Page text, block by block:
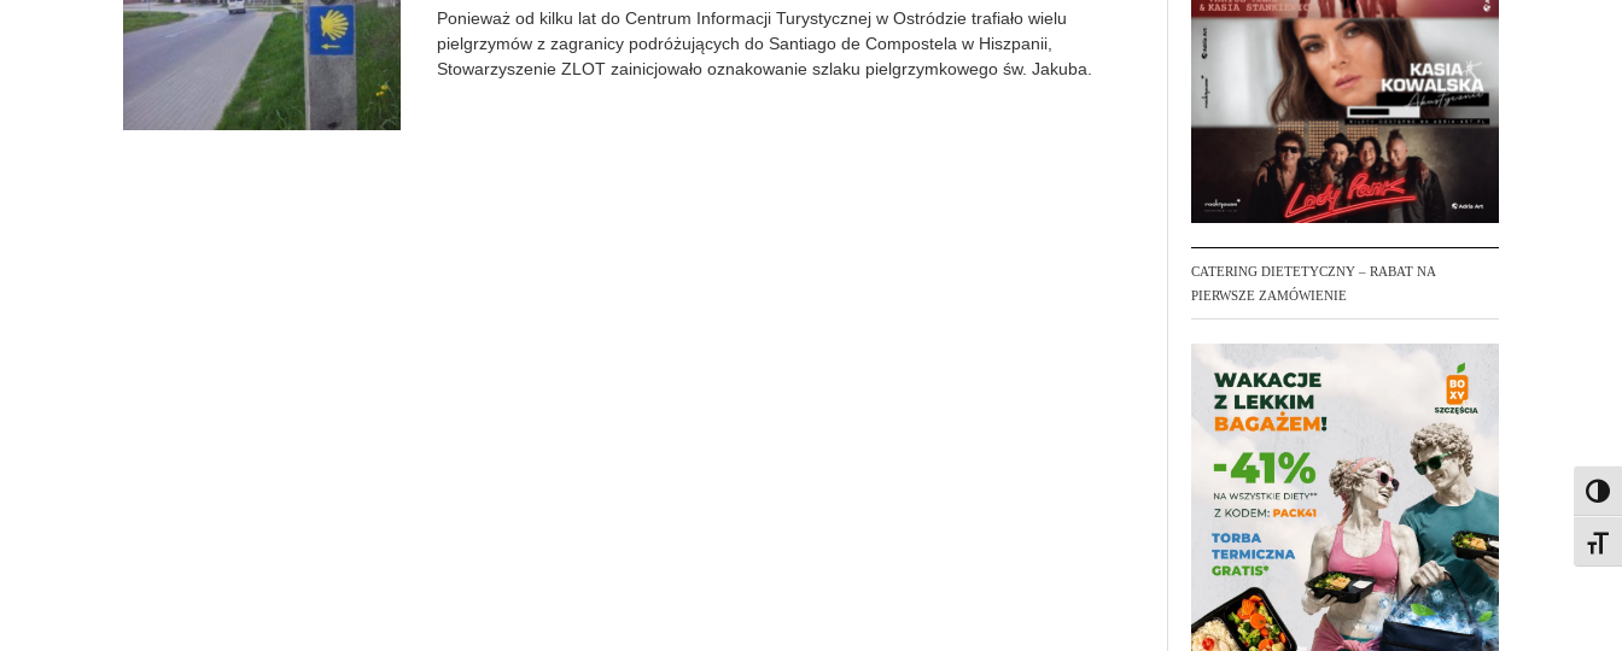
1
6
-
Ponieważ od kilku lat do Centrum Informacji Turystycznej w Ostródzie trafiało wielu
pielgrzymów z zagranicy podróżujących do Santiago de Compostela w Hiszpanii,
Stowarzyszenie ZLOT zainicjowało oznakowanie szlaku pielgrzymkowego św. Jakuba.
CATERING DIETETYCZNY – RABAT NA
PIERWSZE ZAMÓWIENIE